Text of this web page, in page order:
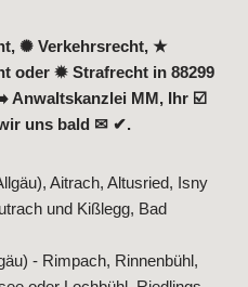
✺ Verkehrsrecht, ★
oder ✹ Strafrecht in 88299
Anwaltskanzlei MM, Ihr ☑️
uns bald ✉ ✔.